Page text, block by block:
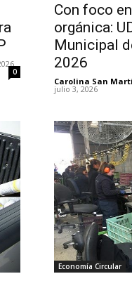
0
Con foco
orgánica:
Municipal
2026
Carolina San
julio 3, 2026
Economía Circular